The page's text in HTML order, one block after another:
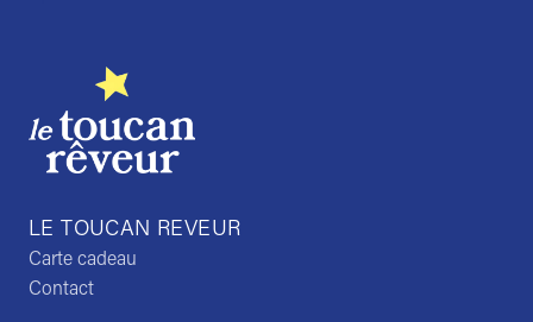
LE TOUCAN REVEUR
Carte cadeau
Contact